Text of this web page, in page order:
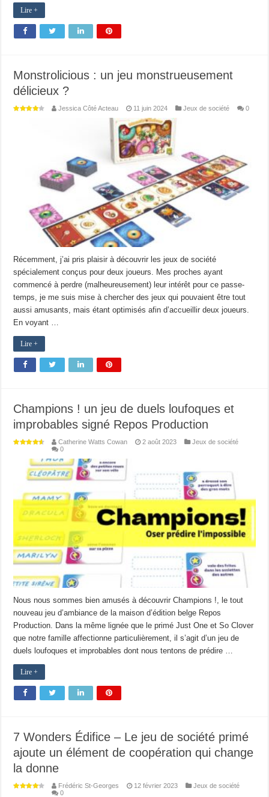
Lire +
Monstrolicious : un jeu monstrueusement
délicieux ?
Jessica Côté Acteau 11 juin 2024 Jeux de société 0
Récemment, j’ai pris plaisir à découvrir les jeux de société
spécialement conçus pour deux joueurs. Mes proches ayant
commencé à perdre (malheureusement) leur intérêt pour ce passe-
temps, je me suis mise à chercher des jeux qui pouvaient être tout
aussi amusants, mais étant optimisés afin d’accueillir deux joueurs.
En voyant …
Lire +
Champions ! un jeu de duels loufoques et
improbables signé Repos Production
Catherine Watts Cowan 2 août 2023
Jeux de société
0
Nous nous sommes bien amusés à découvrir Champions !, le tout
nouveau jeu d’ambiance de la maison d’édition belge Repos
Production. Dans la même lignée que le primé Just One et So Clover
que notre famille affectionne particulièrement, il s’agit d’un jeu de
duels loufoques et improbables dont nous tentons de prédire …
Lire +
7 Wonders Édifice – Le jeu de société primé
ajoute un élément de coopération qui change
la donne
Frédéric St-Georges 12 février 2023
Jeux de société
0